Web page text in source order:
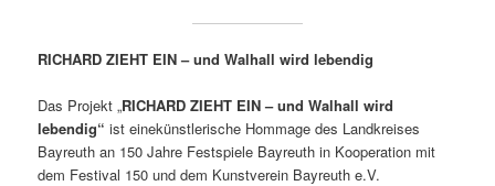
RICHARD ZIEHT EIN – und Walhall wird lebendig
Das Projekt „RICHARD ZIEHT EIN – und Walhall wird
lebendig“ist einekünstlerische Hommage des Landkreises
Bayreuth an 150 Jahre Festspiele Bayreuth in Kooperation mit
dem Festival 150 und dem Kunstverein Bayreuth e.V.